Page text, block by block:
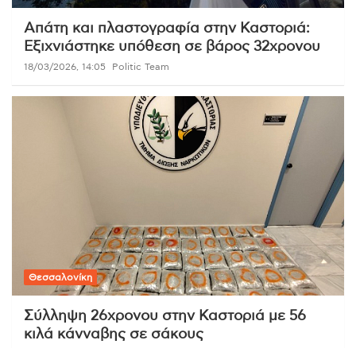
Απάτη και πλαστογραφία στην Καστοριά:
Εξιχνιάστηκε υπόθεση σε βάρος 32χρονου
18/03/2026, 14:05 Politic Team
Θεσσαλονίκη
Σύλληψη 26χρονου στην Καστοριά με 56
κιλά κάνναβης σε σάκους